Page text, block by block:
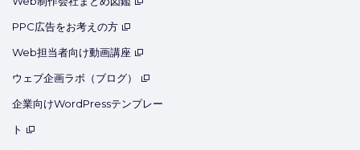
PPC広告をお考えの方
Web担当者向け動画講座
ウェブ企画ラボ（ブログ）
企業向けWordPressテンプレー
ト